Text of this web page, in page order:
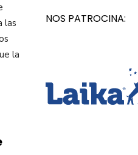
las
la
NOS PATROCINA: